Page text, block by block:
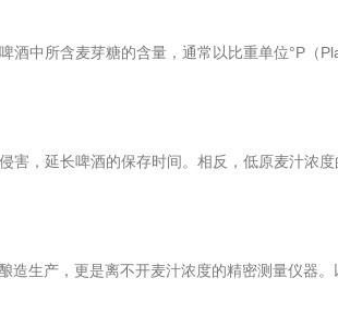
酒中所含麦芽糖的含量，通常以比重单位°P（
害，延长啤酒的保存时间。相反，低原麦汁浓
造生产，更是离不开麦汁浓度的精密测量仪器